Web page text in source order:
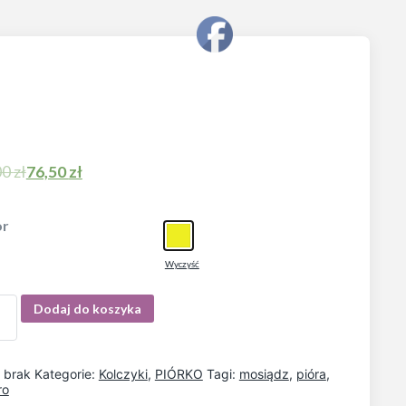
zł76,50zł
Wyczyść
Dodaj do koszyka
brak Kategorie: Kolczyki, PIÓRKO Tagi: mosiądz, pióra,